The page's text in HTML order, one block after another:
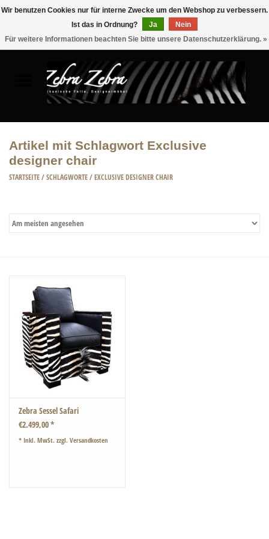
MÖBEL
WOHNACCESSOIRES
Artikel mit Schlagwort Exclusive
designer chair
STARTSEITE/SCHLAGWORTE/EXCLUSIVE DESIGNER CHAIR
Zebra Sessel Safari
€2.499,00 *
* Inkl. MwSt. zzgl. Versandkosten
Wir benutzen Cookies nur für interne Zwecke um den Webshop zu verbessern.
Ist das in Ordnung?
Ja
Nein
Für weitere Informationen beachten Sie bitte unsere Datenschutzerklärung. »